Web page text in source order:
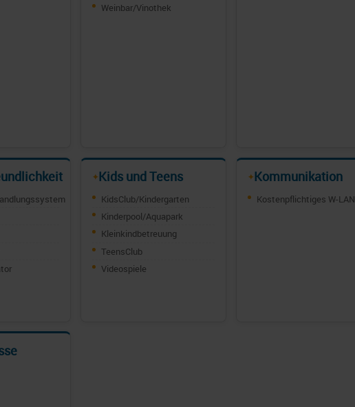
Weinbar/Vinothek
✦Kids und Teens
KidsClub/Kindergarten
Kinderpool/Aquapark
Kleinkindbetreuung
TeensClub
Videospiele
✦Kommunikation
Kostenpflichtiges W-LAN